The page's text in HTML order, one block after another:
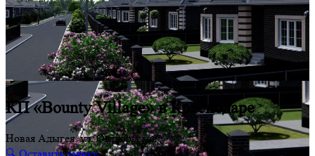
КП «Bounty Village» в Краснодаре
Новая Адыгея, ул. Октябрьская